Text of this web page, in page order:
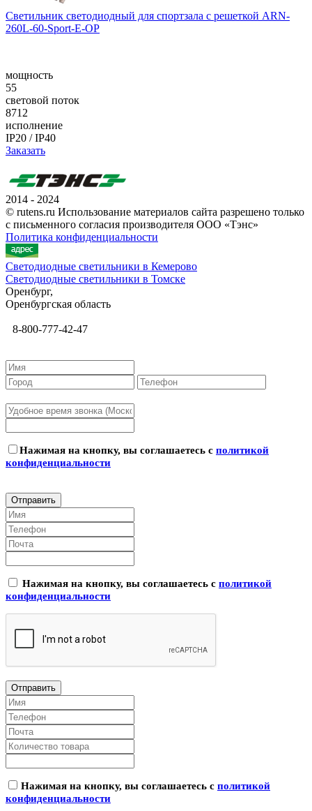
Светильник светодиодный для спортзала с решеткой ARN-
260L-60-Sport-E-ОР
мощность
55
световой поток
8712
исполнение
IP20 / IP40
Заказать
2014 - 2024
© rutens.ru Использование материалов сайта разрешено только
с письменного согласия производителя ООО «Тэнс»
Политика конфиденциальности
Светодиодные светильники в Кемерово
Светодиодные светильники в Томске
Оренбург,
Оренбургская область
8-800-777-42-47
Нажимая на кнопку, вы соглашаетесь с политикой
конфиденциальности
Нажимая на кнопку, вы соглашаетесь с политикой
конфиденциальности
Нажимая на кнопку, вы соглашаетесь с политикой
конфиденциальности